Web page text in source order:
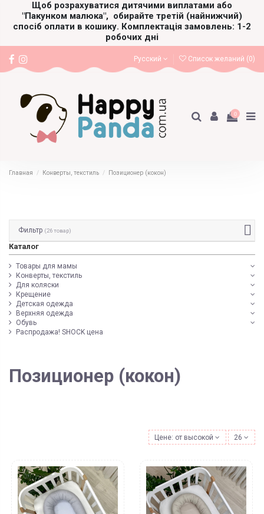
Щоб розрахуватися дитячими виплатами або
"Пакунком малюка", обирайте третій (найнижчий)
спосіб оплати в кошику. Комплектація замовлень: 1-2
робочих дні
Русский Список желаний (0)
0
Главная Конверты, текстиль Позиционер (кокон)
Позиционер (кокон)
Цене: от высокой к низкой
26
Фильтр (26 товар)
Каталог
Товары для мамы
Конверты, текстиль
Для коляски
Крещение
Детская одежда
Верхняя одежда
Обувь
Распродажа! SHOCK цена